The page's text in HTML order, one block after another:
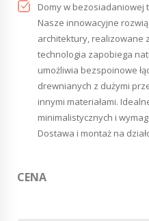
Domy w bezosiadaniowej
Nasze innowacyjne
architektury, realizowane
technologia zapobiega
umożliwia bezspoinowe
drewnianych z dużymi
innymi materiałami.
minimalistycznych i
Dostawa i montaż na
CENA